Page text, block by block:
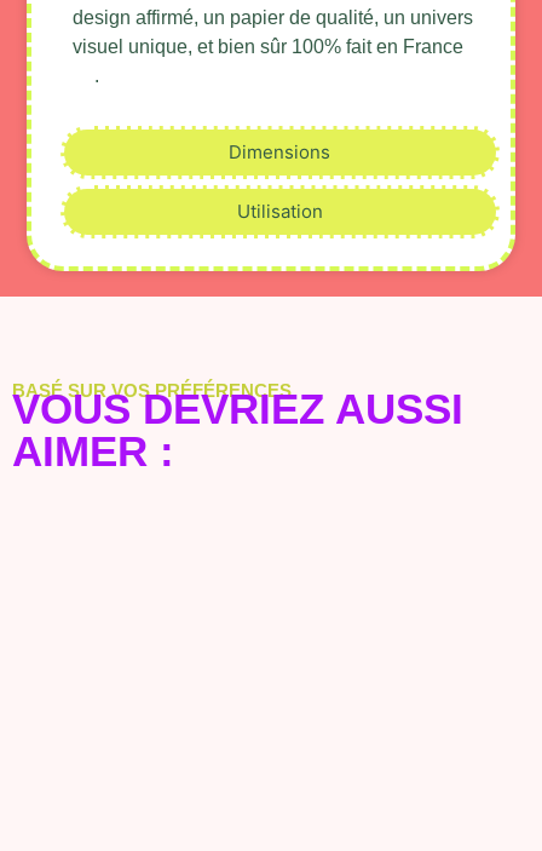
Dimensions
Utilisation
design affirmé, un papier de qualité, un univers
visuel unique, et bien sûr 100% fait en France
.
BASÉ SUR VOS PRÉFÉRENCES
VOUS DEVRIEZ AUSSI
AIMER :